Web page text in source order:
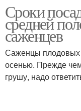
Сроки
средней
саженцев
Саженцы плодовых
осенью. Прежде
грушу, надо